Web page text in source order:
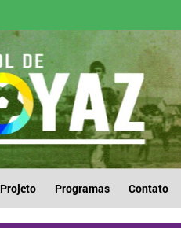
Projeto Programas Contato